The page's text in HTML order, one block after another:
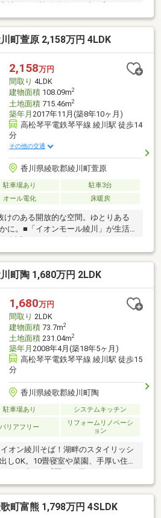
地です。幹線道路から少し入ったと
です。分譲地内の道路も広々として
のどかで落ち着いた環境で暮らせま
ている角地になっているため解放感
新築のこちらのお家の特徴はなんと
トーブ。寒い冬もお家全体を心地よ
◎条件を満たす場合は綾川町若者定
用できます。※詳細は綾川町ＨＰで
町萱原 2,158万円 4LDK
2,158万円
間取り 4LDK
建物面積108.09m2
土地面積715.46m2
築年月 2017年11月(築8年10ヶ月)
高松琴平電鉄琴平線 綾川駅 徒歩14
分
その他の交通
香川県綾歌郡綾川町萱原
駐車場あり
駐車3台
オール電化 床暖房
けのある開放的な空間。ゆとりある
に。■「イオンモール綾川」が生活
充実しており生活しやすい環境で
り。駐車も約１０台可能。家庭菜園
な庭。■太陽光パネル搭載。電気代
電化住宅。（リース契約）■１階の
ます。
町陶 1,680万円 2LDK
1,680万円
間取り 2LDK
建物面積73.7m2
土地面積231.04m2
築年月 2008年4月(築18年5ヶ月)
高松琴平電鉄琴平線 綾川駅 徒歩15
分
香川県綾歌郡綾川町陶
駐車場あり システムキッチン
バリアフリー
リフォームリノベーシ
ョン
オン綾川そば！湖畔のスタイリッシ
しOK。10畳寝室や菜園、手厚い住民
町富熊 1,798万円 4SLDK